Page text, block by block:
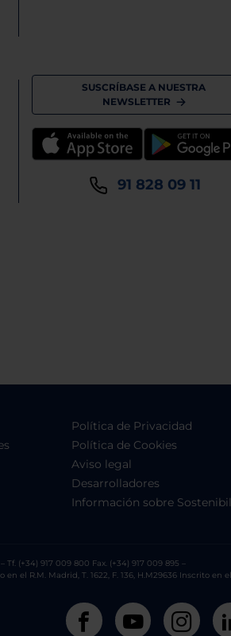
SUSCRÍBASE A NUESTRA
NEWSLETTER
91 828 09 11
Política de Privacidad
Política de Cookies
Aviso legal
Desarrolladores
Información sobre
(+34) 917 009 800 Fax. (+34) 917 009 895 –
el R.M. Madrid, T. 1622, F. 136, H.M29636 Inscrito en el